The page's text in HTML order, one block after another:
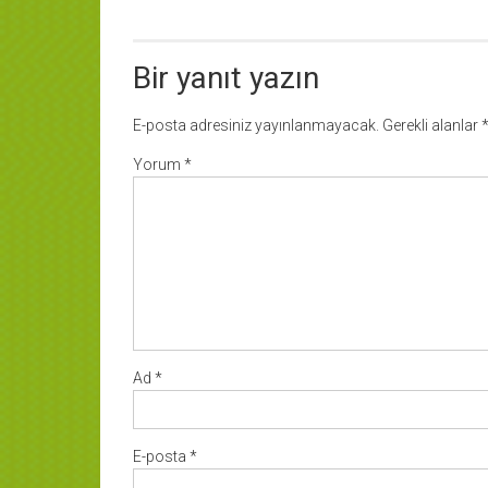
Bir yanıt yazın
E-posta adresiniz yayınlanmayacak. Gerekli alanlar*
Yorum *
Ad *
E-posta *